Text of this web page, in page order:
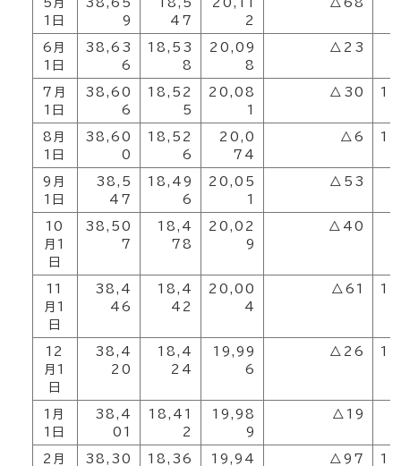
5月
1日
38,65
9
18,5
47
20,11
2
△68
6月
1日
38,63
6
18,53
8
20,09
8
△23
7月
1日
38,60
6
18,52
5
20,08
1
△30
8月
1日
38,60
0
18,52
6
20,0
74
△6
9月
1日
38,5
47
18,49
6
20,05
1
△53
10
月1
日
38,50
7
18,4
78
20,02
9
△40
11
月1
日
38,4
46
18,4
42
20,00
4
△61
12
月1
日
38,4
20
18,4
24
19,99
6
△26
1月
1日
38,4
01
18,41
2
19,98
9
△19
2月
38,30
18,36
19,94
△97